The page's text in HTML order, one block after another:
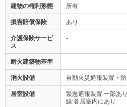
建物の権利形態 所有
損害賠償保険 あり
介護保険サービ
ス
-
耐火建築物基準 -
消火設備 自動火災通報装置・
居室設備
緊急通報装置:一部あ
線:各居室内にあり